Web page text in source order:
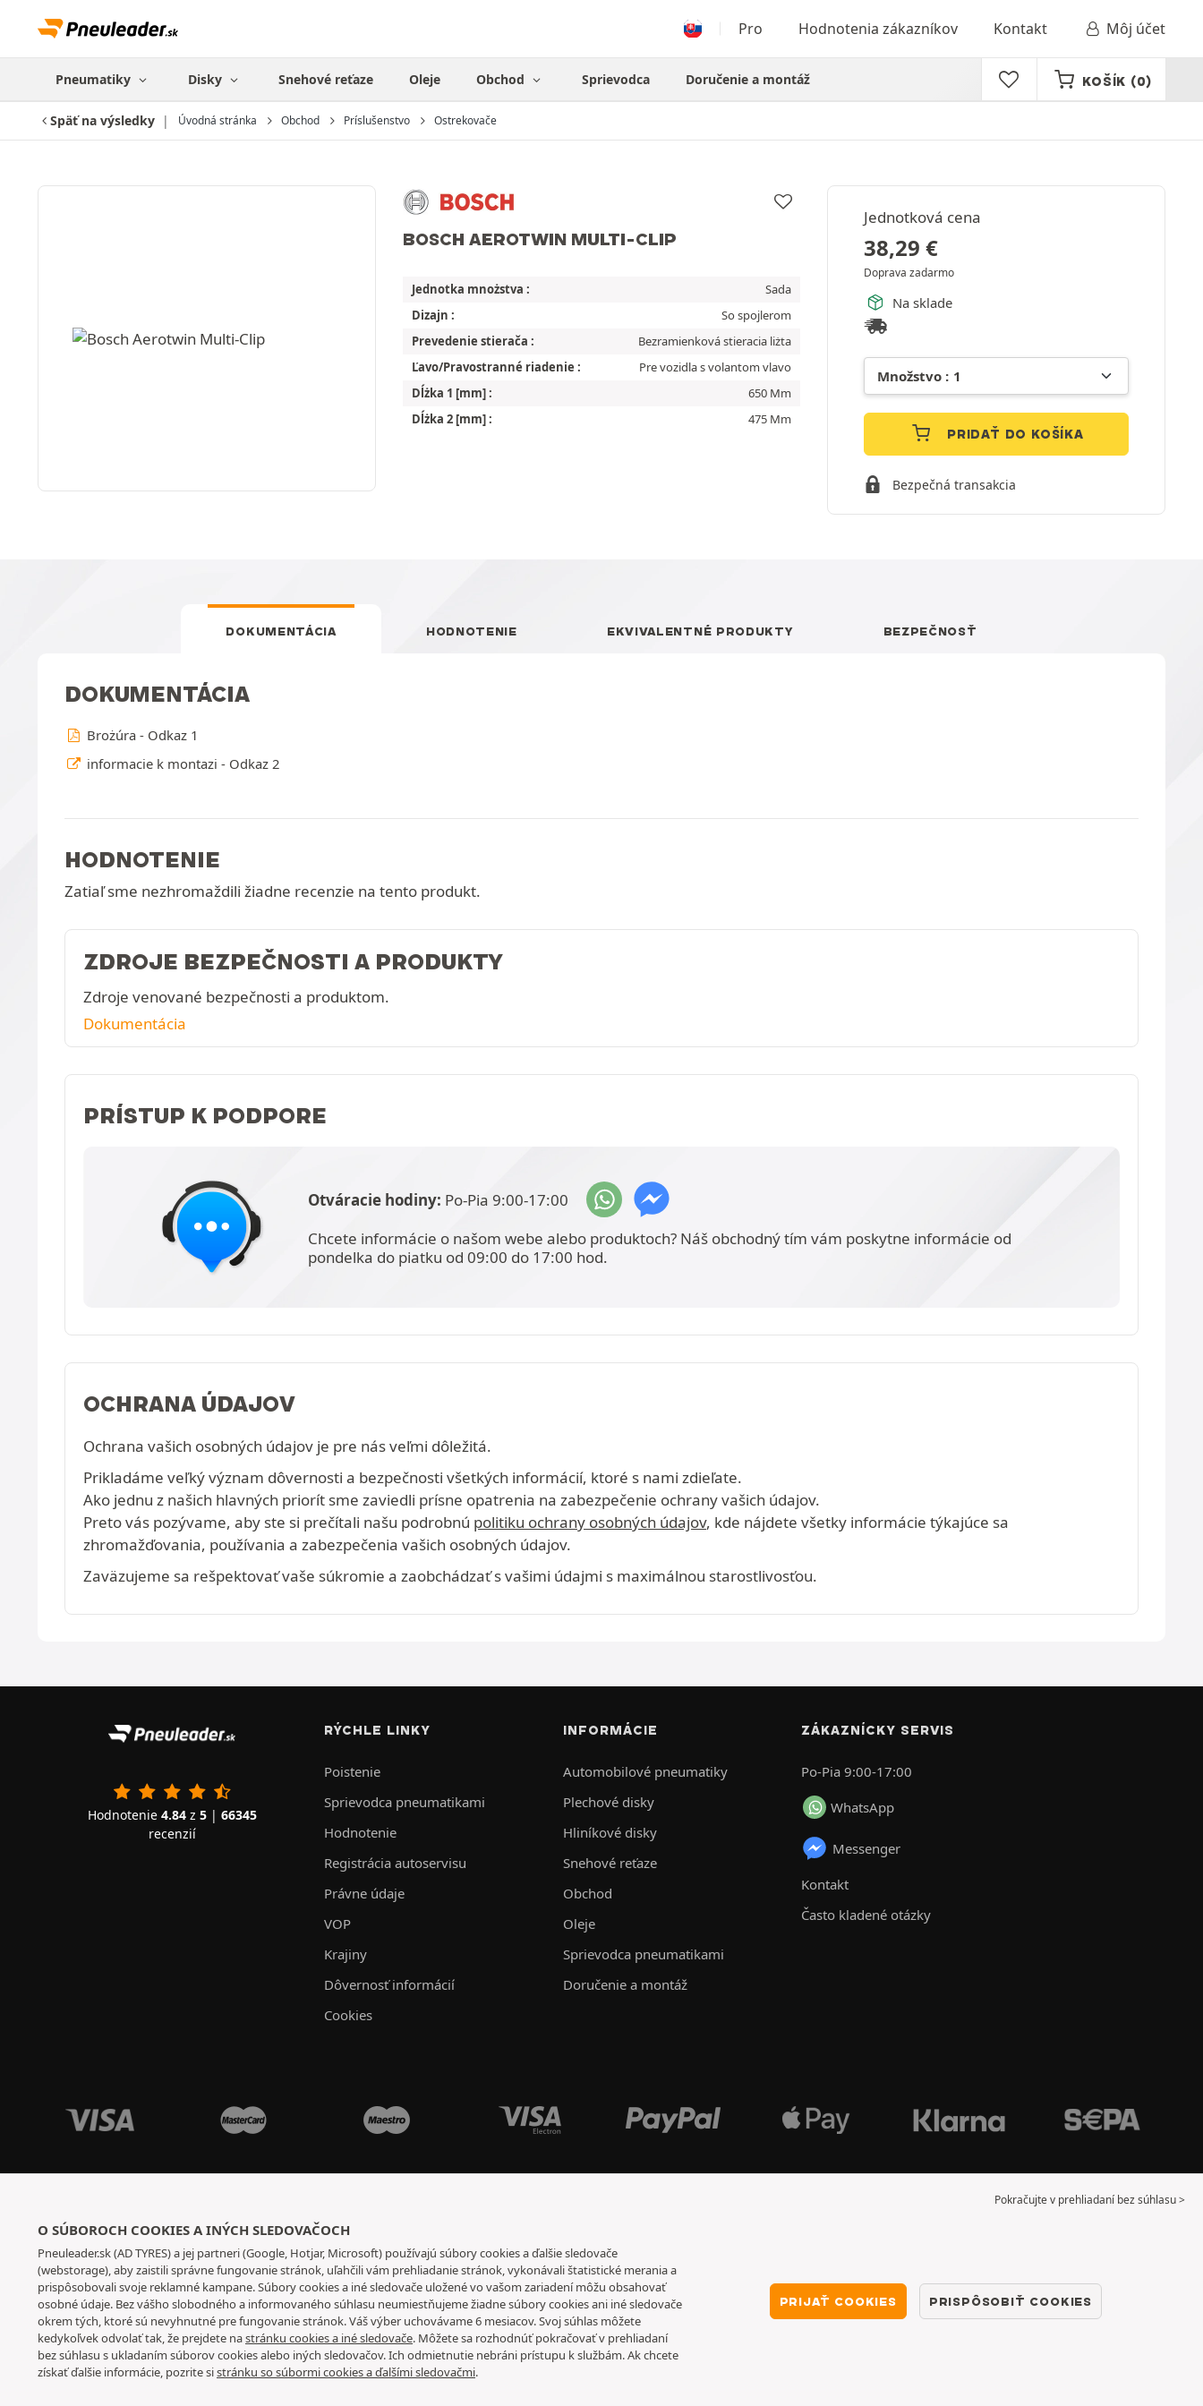
Pro Hodnotenia zákazníkov Kontakt Môj účet
Pneumatiky Disky Snehové reťaze Oleje Obchod Sprievodca Doručenie a montáž KOŠÍK (0)
Späť na výsledky Úvodná stránka Obchod Príslušenstvo Ostrekovače
BOSCH AEROTWIN MULTI-CLIP
Jednotková cena
38,29 €
Doprava zadarmo
Na sklade
PRIDAŤ DO KOŠÍKA
Bezpečná transakcia
Jednotka mnożstva :
Sada
Dizajn :
So spojlerom
Prevedenie stierača :
Bezramienková stieracia liżta
Ľavo/Pravostranné riadenie :
Pre vozidla s volantom vlavo
Dĺżka 1 [mm] :
650 Mm
Dĺżka 2 [mm] :
475 Mm
DOKUMENTÁCIA HODNOTENIE EKVIVALENTNÉ PRODUKTY BEZPEČNOSŤ
DOKUMENTÁCIA
Brożúra - Odkaz 1
informacie k montazi - Odkaz 2
HODNOTENIE
Zatiaľ sme nezhromaždili žiadne recenzie na tento produkt.
ZDROJE BEZPEČNOSTI A PRODUKTY
Zdroje venované bezpečnosti a produktom.
Dokumentácia
PRÍSTUP K PODPORE
Otváracie hodiny: Po-Pia 9:00-17:00
Chcete informácie o našom webe alebo produktoch? Náš obchodný tím vám poskytne informácie od
pondelka do piatku od 09:00 do 17:00 hod.
OCHRANA ÚDAJOV
Ochrana vašich osobných údajov je pre nás veľmi dôležitá.
Prikladáme veľký význam dôvernosti a bezpečnosti všetkých informácií, ktoré s nami zdieľate.
Ako jednu z našich hlavných priorít sme zaviedli prísne opatrenia na zabezpečenie ochrany vašich údajov.
Preto vás pozývame, aby ste si prečítali našu podrobnú politiku ochrany osobných údajov, kde nájdete všetky informácie týkajúce sa
zhromažďovania, používania a zabezpečenia vašich osobných údajov.
Zaväzujeme sa rešpektovať vaše súkromie a zaobchádzať s vašimi údajmi s maximálnou starostlivosťou.
Hodnotenie 4.84z 5| 66345
recenzií
RÝCHLE LINKY
Poistenie
Sprievodca pneumatikami
Hodnotenie
Registrácia autoservisu
Právne údaje
VOP
Krajiny
Dôvernosť informácií
Cookies
INFORMÁCIE
Automobilové pneumatiky
Plechové disky
Hliníkové disky
Snehové reťaze
Obchod
Oleje
Sprievodca pneumatikami
Doručenie a montáž
ZÁKAZNÍCKY SERVIS
Po-Pia 9:00-17:00
WhatsApp
Messenger
Kontakt
Často kladené otázky
Pokračujte v prehliadaní bez súhlasu >
O SÚBOROCH COOKIES A INÝCH SLEDOVAČOCH
Pneuleader.sk (AD TYRES) a jej partneri (Google, Hotjar, Microsoft) používajú súbory cookies a ďalšie sledovače
(webstorage), aby zaistili správne fungovanie stránok, uľahčili vám prehliadanie stránok, vykonávali štatistické merania a
prispôsobovali svoje reklamné kampane. Súbory cookies a iné sledovače uložené vo vašom zariadení môžu obsahovať
osobné údaje. Bez vášho slobodného a informovaného súhlasu neumiestňujeme žiadne súbory cookies ani iné sledovače
okrem tých, ktoré sú nevyhnutné pre fungovanie stránok. Váš výber uchovávame 6 mesiacov. Svoj súhlas môžete
kedykoľvek odvolať tak, že prejdete nastránku cookies a iné sledovače. Môžete sa rozhodnúť pokračovať v prehliadaní
bez súhlasu s ukladaním súborov cookies alebo iných sledovačov. Ich odmietnutie nebráni prístupu k službám. Ak chcete
získať ďalšie informácie, pozrite sistránku so súbormi cookies a ďalšími sledovačmi.
PRIJAŤ COOKIES PRISPÔSOBIŤ COOKIES